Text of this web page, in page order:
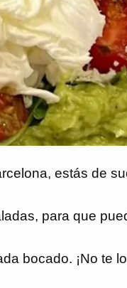
estás de
para que
bocado. ¡No te